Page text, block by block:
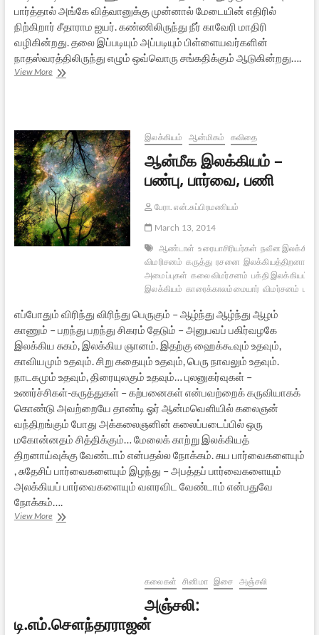
பார்த்தால் அங்கே வித்வானுக்கு முன்னால் மேடையின் எதிரில்
நிற்கிறார் சீதாராம ஐயர். கண்ணிலிருந்து நீர் காவேரி மாதிரி
வழிகின்றது. தலை இப்படியும் அப்படியும் பிள்ளையவர்களின்
நாதஸ்வரத்திலிருந்து எழும் ஒவ்வொரு சங்கதிக்கும் ஆடுகின்றது….
View Moreஉண்மையான
இலக்கியம் ஆன்மிகம் கவிதை
ஆன்மீக இலக்கியம் –
பண்பு, பார்வை, பணி
பேரா. என்.சுப்பிரமணியம்
March 13, 2014
ஆண்டாள் உரையாசிரியர்கள் நவீன
விமரிசனம் கருத்து ரசனை
அமைப்புகள் கலை விமர்சனம் பக்தி இலக்கியம்
இலக்கியம் காரைக்காலம்மையார் விமர்சனம்
எப்போதும் விரிந்து விரிந்து பெருகும் – ஆழ்ந்து ஆழ்ந்து ஆழம்
காணும் – பறந்து பறந்து சிகரம் தேடும் – அனுபவப் பகிர்வழகே
இலக்கிய சுகம், இலக்கிய ஞானம். இதற்கு ஹைக்கூவும் உதவும்,
காவியமும் உதவும். சிறு கதையும் உதவும், பெரு நாவலும் உதவும்.
நாடகமும் உதவும், திரையுலகும் உதவும்… புலனுகர்வுகள் –
உணர்ச்சிகள்-கருத்துகள் – கற்பனைகள் என்பவற்றைக் கருவியாகக்
கொண்டு அவற்றையே தாண்டி ஓர் ஆன்மவெளியில் கலைஞன்
வந்திறங்கும் போது அக்கலைஞனின் கலைப்படைப்பில் ஒரு
மகோன்னதம் சித்திக்கும்… மேலைக் காற்று இலக்கியத்
திறனாய்வுக்கு வேண்டாம் என்பதல்ல நோக்கம். சுய பார்வைகளையும்
, சுதேசிப் பார்வைகளையும் இழந்து – அபத்தப் பார்வைகளையும்
அலக்கியப் பார்வைகளையும் வளரவிட வேண்டாம் என்பதுவே
நோக்கம்….
View Moreஆன்மீக
கலைகள் சினிமா இசை அஞ்சலி
அஞ்சலி:
டி.எம்.சௌந்தரராஜன்